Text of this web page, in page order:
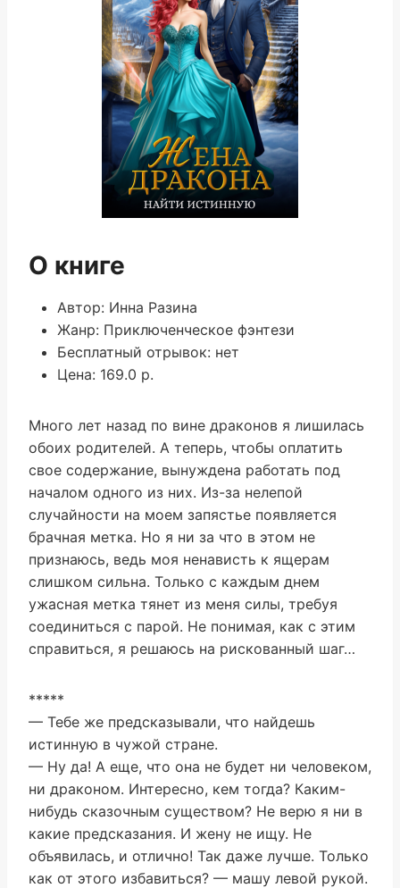
О книге
Автор: Инна Разина
Жанр: Приключенческое фэнтези
Бесплатный отрывок: нет
Цена: 169.0 р.
Много лет назад по вине драконов я лишилась
обоих родителей. А теперь, чтобы оплатить
свое содержание, вынуждена работать под
началом одного из них. Из-за нелепой
случайности на моем запястье появляется
брачная метка. Но я ни за что в этом не
признаюсь, ведь моя ненависть к ящерам
слишком сильна. Только с каждым днем
ужасная метка тянет из меня силы, требуя
соединиться с парой. Не понимая, как с этим
справиться, я решаюсь на рискованный шаг…
*****
— Тебе же предсказывали, что найдешь
истинную в чужой стране.
— Ну да! А еще, что она не будет ни человеком,
ни драконом. Интересно, кем тогда? Каким-
нибудь сказочным существом? Не верю я ни в
какие предсказания. И жену не ищу. Не
объявилась, и отлично! Так даже лучше. Только
как от этого избавиться? — машу левой рукой.